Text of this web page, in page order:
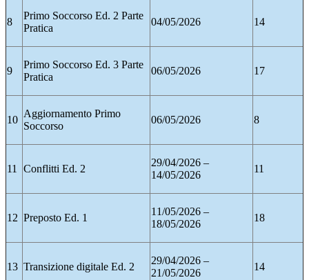
8
Primo Soccorso Ed. 2 Parte
Pratica
04/05/2026 14
9
Primo Soccorso Ed. 3 Parte
Pratica
06/05/2026 17
10
Aggiornamento Primo
Soccorso
06/05/2026 8
11 Conflitti Ed. 2
29/04/2026 –
14/05/2026
11
12 Preposto Ed. 1
11/05/2026 –
18/05/2026
18
13 Transizione digitale Ed. 2
29/04/2026 –
21/05/2026
14